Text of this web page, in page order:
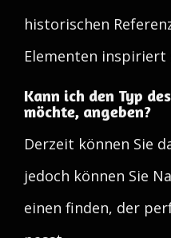
historischen
Elementen inspiriert
Kann ich den Typ
möchte, angeben?
Derzeit können Sie
jedoch können Sie
einen finden, der